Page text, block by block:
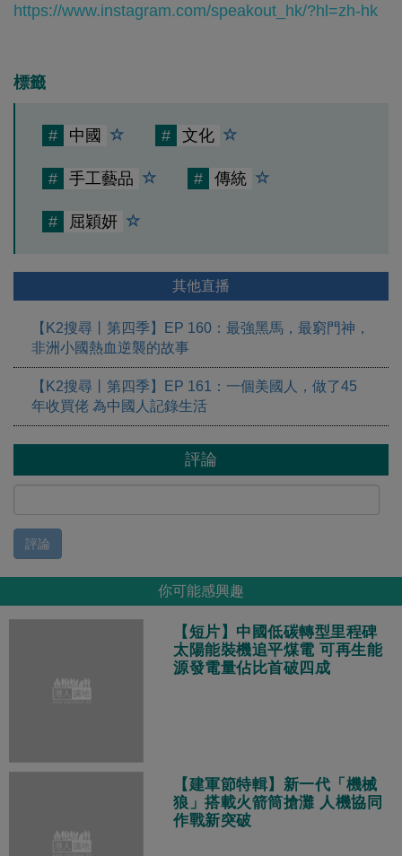
https://www.instagram.com/speakout_hk/?hl=zh-hk
標籤
# 中國 # 文化
# 手工藝品 # 傳統
# 屈穎妍
其他直播
【K2搜尋丨第四季】EP 160：最強黑馬，最窮門神，
非洲小國熱血逆襲的故事
【K2搜尋丨第四季】EP 161：一個美國人，做了45
年收買佬 為中國人記錄生活
評論
評論
你可能感興趣
【短片】中國低碳轉型里程碑
太陽能裝機追平煤電 可再生能
源發電量佔比首破四成
【建軍節特輯】新一代「機械
狼」搭載火箭筒搶灘 人機協同
作戰新突破